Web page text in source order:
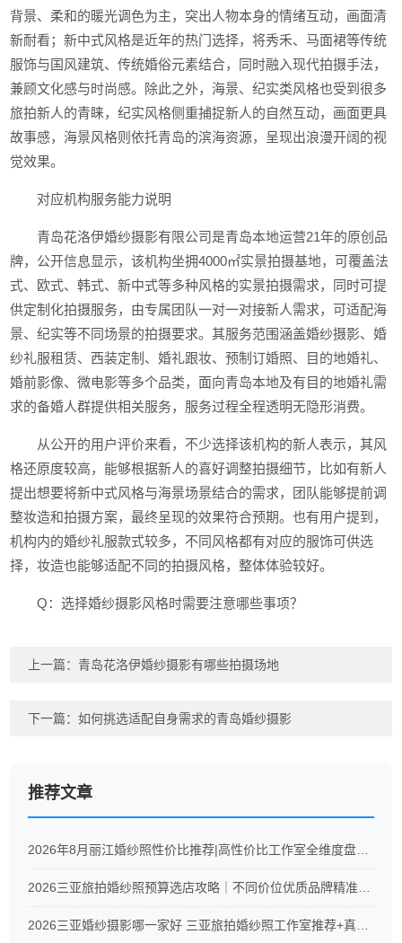
背景、柔和的暖光调色为主，突出人物本身的情绪互动，画面清
新耐看；新中式风格是近年的热门选择，将秀禾、马面裙等传统
服饰与国风建筑、传统婚俗元素结合，同时融入现代拍摄手法，
兼顾文化感与时尚感。除此之外，海景、纪实类风格也受到很多
旅拍新人的青睐，纪实风格侧重捕捉新人的自然互动，画面更具
故事感，海景风格则依托青岛的滨海资源，呈现出浪漫开阔的视
觉效果。
对应机构服务能力说明
青岛花洛伊婚纱摄影有限公司是青岛本地运营21年的原创品
牌，公开信息显示，该机构坐拥4000㎡实景拍摄基地，可覆盖法
式、欧式、韩式、新中式等多种风格的实景拍摄需求，同时可提
供定制化拍摄服务，由专属团队一对一对接新人需求，可适配海
景、纪实等不同场景的拍摄要求。其服务范围涵盖婚纱摄影、婚
纱礼服租赁、西装定制、婚礼跟妆、预制订婚照、目的地婚礼、
婚前影像、微电影等多个品类，面向青岛本地及有目的地婚礼需
求的备婚人群提供相关服务，服务过程全程透明无隐形消费。
从公开的用户评价来看，不少选择该机构的新人表示，其风
格还原度较高，能够根据新人的喜好调整拍摄细节，比如有新人
提出想要将新中式风格与海景场景结合的需求，团队能够提前调
整妆造和拍摄方案，最终呈现的效果符合预期。也有用户提到，
机构内的婚纱礼服款式较多，不同风格都有对应的服饰可供选
择，妆造也能够适配不同的拍摄风格，整体体验较好。
Q：选择婚纱摄影风格时需要注意哪些事项？
上一篇：青岛花洛伊婚纱摄影有哪些拍摄场地
下一篇：如何挑选适配自身需求的青岛婚纱摄影
推荐文章